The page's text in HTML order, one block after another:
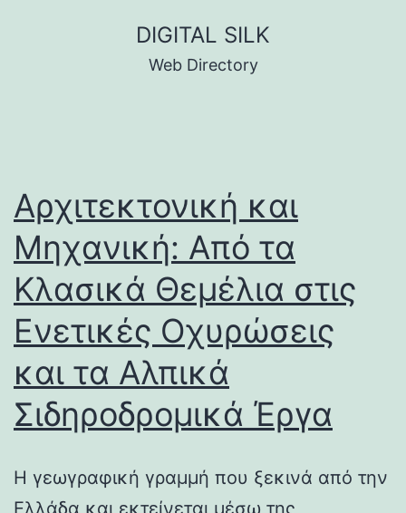
DIGITAL SILK
Web Directory
Αρχιτεκτονική και
Μηχανική: Από τα
Κλασικά Θεμέλια στις
Ενετικές Οχυρώσεις
και τα Αλπικά
Σιδηροδρομικά Έργα
Η γεωγραφική γραμμή που ξεκινά από την
Ελλάδα και εκτείνεται μέσω της